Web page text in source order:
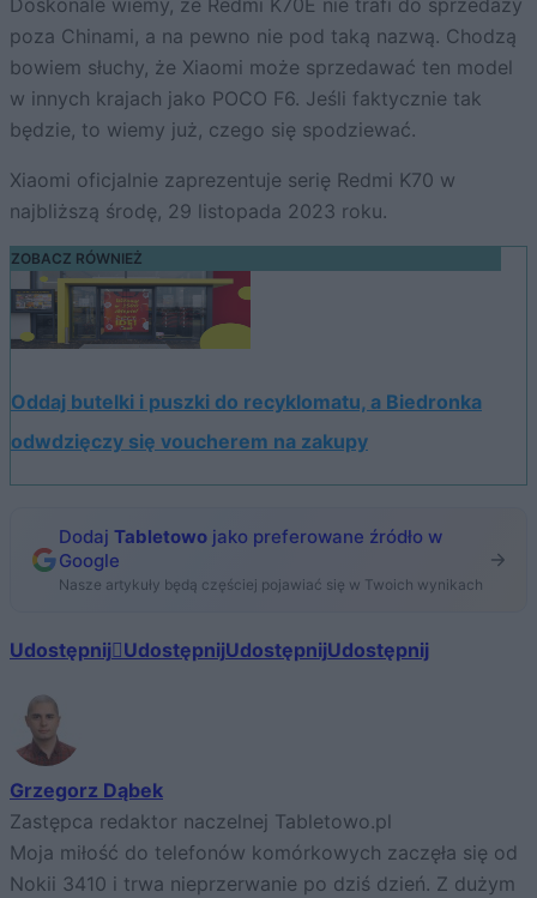
Doskonale wiemy, że Redmi K70E nie trafi do sprzedaży
poza Chinami, a na pewno nie pod taką nazwą. Chodzą
bowiem słuchy, że Xiaomi może sprzedawać ten model
w innych krajach jako POCO F6. Jeśli faktycznie tak
będzie, to wiemy już, czego się spodziewać.
Xiaomi oficjalnie zaprezentuje serię Redmi K70 w
najbliższą środę, 29 listopada 2023 roku.
ZOBACZ RÓWNIEŻ
Oddaj butelki i puszki do recyklomatu, a Biedronka
odwdzięczy się voucherem na zakupy
Dodaj Tabletowo jako preferowane źródło w
Google
Nasze artykuły będą częściej pojawiać się w Twoich wynikach
Udostępnij UdostępnijUdostępnijUdostępnij
Grzegorz Dąbek
Zastępca redaktor naczelnej Tabletowo.pl
Moja miłość do telefonów komórkowych zaczęła się od
Nokii 3410 i trwa nieprzerwanie po dziś dzień. Z dużym